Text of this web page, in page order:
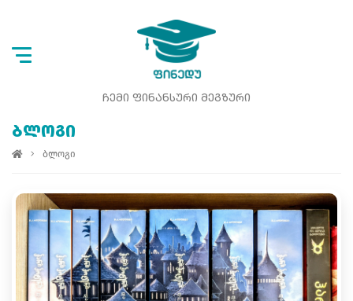
ᲩᲔᲛᲘ ᲤᲘᲜᲐᲜᲡᲣᲠᲘ ᲛᲔᲒᲖᲣᲠᲘ
ᲑᲚᲝᲒᲘ
ბლოგი